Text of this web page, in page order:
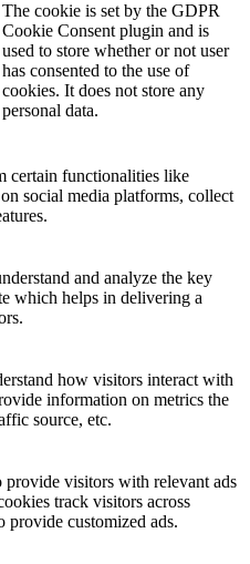
The cookie is set by the GDPR
Cookie Consent plugin and is
used to store whether or not user
has consented to the use of
cookies. It does not store any
personal data.
certain functionalities like
social media platforms, collect
and analyze the key
which helps in delivering a
how visitors interact with
information on metrics the
source, etc.
provide visitors with relevant ads
track visitors across
provide customized ads.